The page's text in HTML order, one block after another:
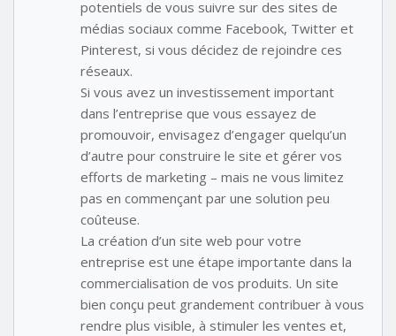
potentiels de vous suivre sur des sites de
médias sociaux comme Facebook, Twitter et
Pinterest, si vous décidez de rejoindre ces
réseaux.
Si vous avez un investissement important
dans l’entreprise que vous essayez de
promouvoir, envisagez d’engager quelqu’un
d’autre pour construire le site et gérer vos
efforts de marketing – mais ne vous limitez
pas en commençant par une solution peu
coûteuse.
La création d’un site web pour votre
entreprise est une étape importante dans la
commercialisation de vos produits. Un site
bien conçu peut grandement contribuer à vous
rendre plus visible, à stimuler les ventes et,